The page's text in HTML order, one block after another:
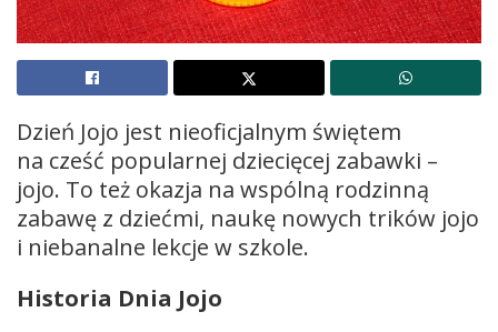
Dzień Jojo jest nieoficjalnym świętem
na cześć popularnej dziecięcej zabawki –
jojo. To też okazja na wspólną rodzinną
zabawę z dziećmi, naukę nowych trików jojo
i niebanalne lekcje w szkole.
Historia Dnia Jojo